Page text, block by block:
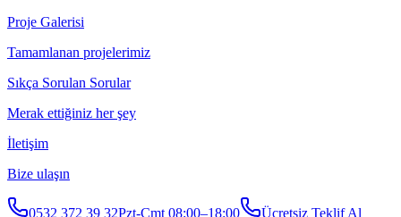
Proje Galerisi
Tamamlanan projelerimiz
Sıkça Sorulan Sorular
Merak ettiğiniz her şey
İletişim
Bize ulaşın
0532 372 39 32Pzt-Cmt 08:00–18:00 Ücretsiz Teklif Al